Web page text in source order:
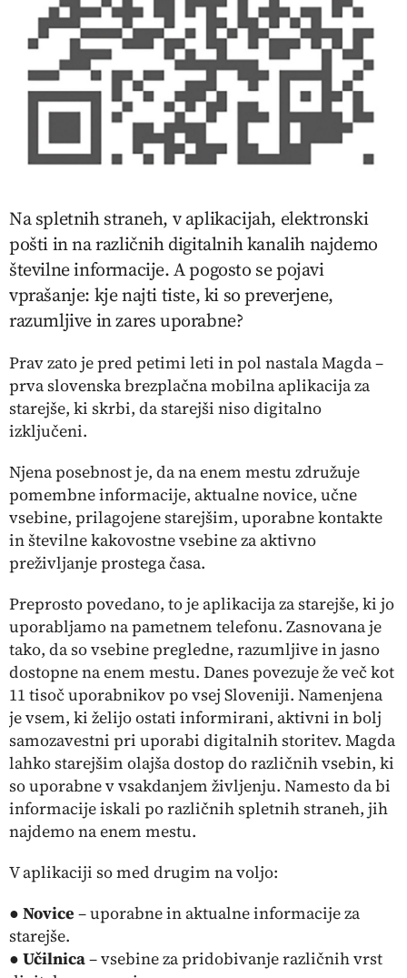
Na spletnih straneh, v aplikacijah, elektronski
pošti in na različnih digitalnih kanalih najdemo
številne informacije. A pogosto se pojavi
vprašanje: kje najti tiste, ki so preverjene,
razumljive in zares uporabne?
Prav zato je pred petimi leti in pol nastala Magda –
prva slovenska brezplačna mobilna aplikacija za
starejše, ki skrbi, da starejši niso digitalno
izključeni.
Njena posebnost je, da na enem mestu združuje
pomembne informacije, aktualne novice, učne
vsebine, prilagojene starejšim, uporabne kontakte
in številne kakovostne vsebine za aktivno
preživljanje prostega časa.
Preprosto povedano, to je aplikacija za starejše, ki jo
uporabljamo na pametnem telefonu. Zasnovana je
tako, da so vsebine pregledne, razumljive in jasno
dostopne na enem mestu. Danes povezuje že več kot
11 tisoč uporabnikov po vsej Sloveniji. Namenjena
je vsem, ki želijo ostati informirani, aktivni in bolj
samozavestni pri uporabi digitalnih storitev. Magda
lahko starejšim olajša dostop do različnih vsebin, ki
so uporabne v vsakdanjem življenju. Namesto da bi
informacije iskali po različnih spletnih straneh, jih
najdemo na enem mestu.
V aplikaciji so med drugim na voljo:
● Novice – uporabne in aktualne informacije za
starejše.
● Učilnica– vsebine za pridobivanje različnih vrst